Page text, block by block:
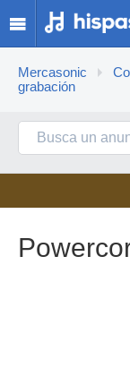
Mercasonic
grabación